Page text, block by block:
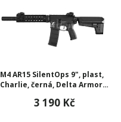
M4 AR15 SilentOps 9", plast,
Charlie, černá, Delta Armory,
3 190 Kč